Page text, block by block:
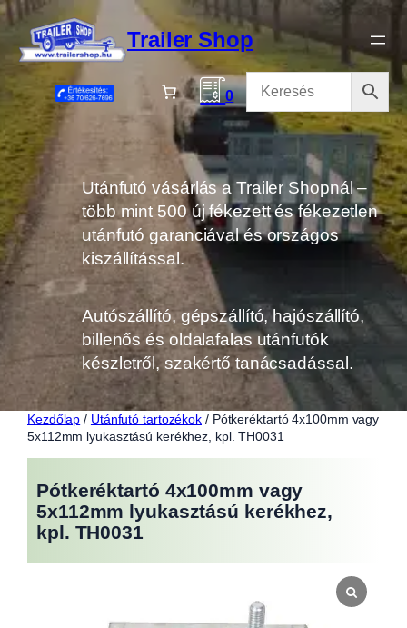
Ugrás
tartalomhoz
Trailer Shop
0
Utánfutó vásárlás a Trailer Shopnál –
több mint 500 új fékezett és fékezetlen
utánfutó garanciával és országos
kiszállítással.
Autószállító, gépszállító, hajószállító,
billenős és oldalafalas utánfutók
készletről, szakértő tanácsadással.
Kezdőlap / Utánfutó tartozékok / Pótkeréktartó 4x100mm vagy
5x112mm lyukasztású kerékhez, kpl. TH0031
Pótkeréktartó 4x100mm vagy
5x112mm lyukasztású kerékhez,
kpl. TH0031